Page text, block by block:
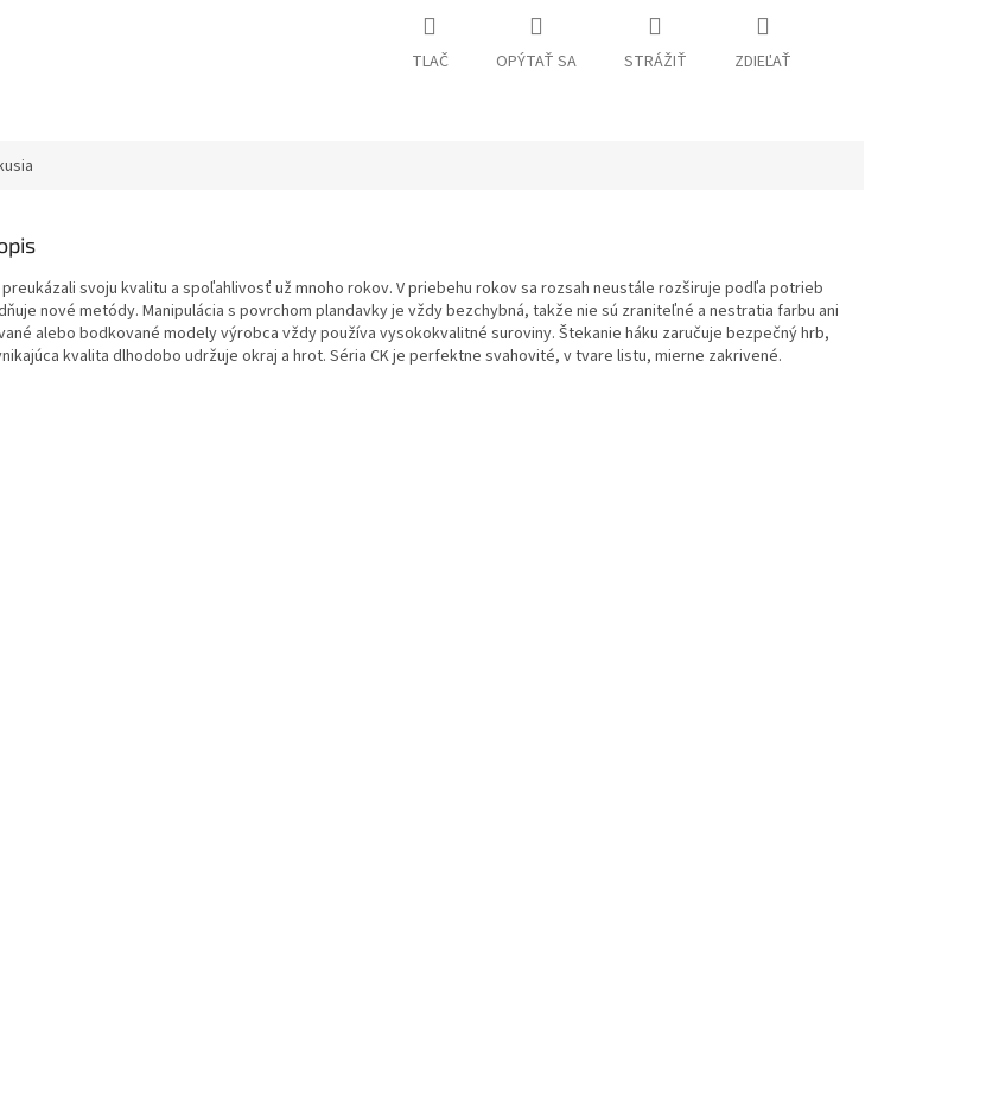
TLAČ OPÝTAŤ SA STRÁŽIŤ ZDIEĽAŤ
preukázali svoju kvalitu a spoľahlivosť už mnoho rokov. V priebehu rokov sa rozsah neustále rozširuje podľa potrieb
nové metódy. Manipulácia s povrchom plandavky je vždy bezchybná, takže nie sú zraniteľné a nestratia farbu ani
alebo bodkované modely výrobca vždy používa vysokokvalitné suroviny. Štekanie háku zaručuje bezpečný hrb,
kvalita dlhodobo udržuje okraj a hrot. Séria CK je perfektne svahovité, v tvare listu, mierne zakrivené.